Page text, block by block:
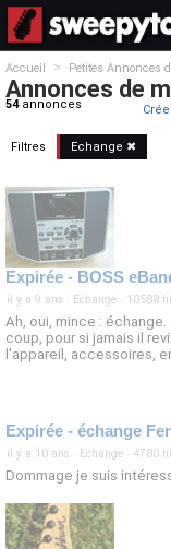
Accueil > Petites Annonces
Annonces de
54annonces
Filtres Echange ✖
Expirée - BOSS
il y a 9 ans · Echange · 10588
Ah, oui, mince :
coup, pour si jamais il
l'appareil, accessoires,
il y a 10 ans · Echange · 4780
Dommage je suis